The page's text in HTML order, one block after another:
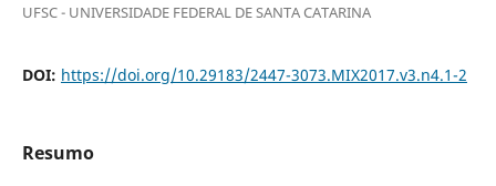
UFSC - UNIVERSIDADE FEDERAL DE SANTA CATARINA
DOI: https://doi.org/10.29183/2447-3073.MIX2017.v3.n4.1-2
Resumo